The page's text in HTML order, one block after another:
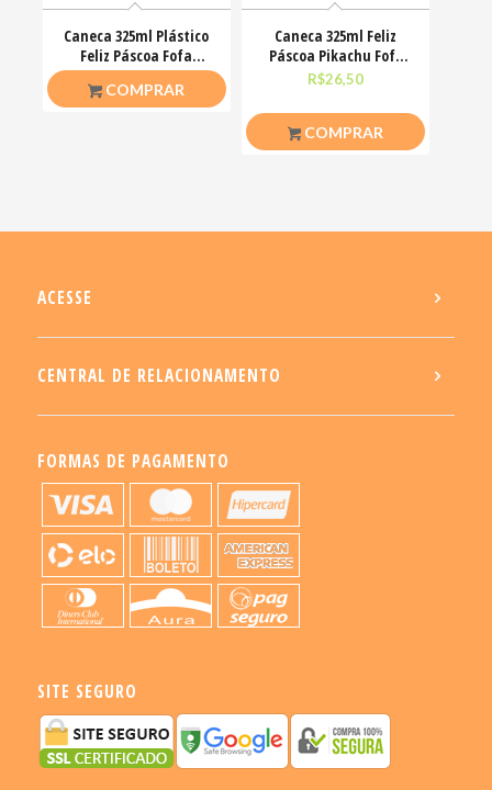
Caneca 325ml Plástico
Feliz Páscoa Fofa
Coelhinhos Mimos
COMPRAR
Caneca 325ml Feliz
Páscoa Pikachu Fofo
divertido
R$26,50
COMPRAR
ACESSE
CENTRAL DE RELACIONAMENTO
FORMAS DE PAGAMENTO
SITE SEGURO